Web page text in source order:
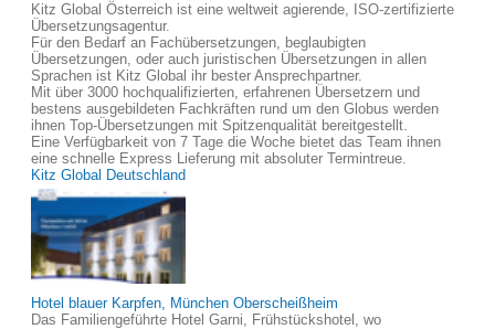
Kitz Global Österreich ist eine weltweit agierende, ISO-zertifizierte
Übersetzungsagentur.
Für den Bedarf an Fachübersetzungen, beglaubigten
Übersetzungen, oder auch juristischen Übersetzungen in allen
Sprachen ist Kitz Global ihr bester Ansprechpartner.
Mit über 3000 hochqualifizierten, erfahrenen Übersetzern und
bestens ausgebildeten Fachkräften rund um den Globus werden
ihnen Top-Übersetzungen mit Spitzenqualität bereitgestellt.
Eine Verfügbarkeit von 7 Tage die Woche bietet das Team ihnen
eine schnelle Express Lieferung mit absoluter Termintreue.
Kitz Global Deutschland
Hotel blauer Karpfen, München Oberscheißheim
Das Familiengeführte Hotel Garni, Frühstückshotel, wo